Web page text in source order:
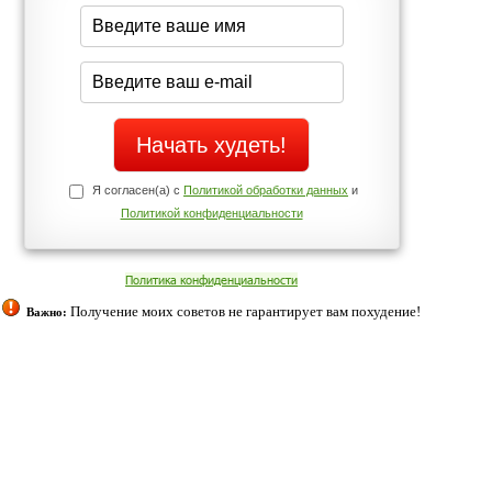
середине дня?
Нет
Телефоны службы поддержки
+7 (909) 421-77-27
cookies. Оставаясь с нами, вы соглашаетесь с нашей
Согласен